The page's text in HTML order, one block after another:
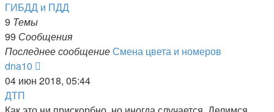
ГИБДД и ПДД
9 Темы
99 Сообщения
Последнее сообщениеСмена цвета и номеров
dna10
к
04 июн 2018, 05:44
ДТП